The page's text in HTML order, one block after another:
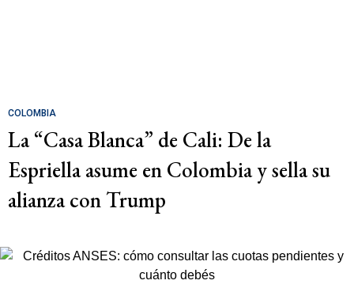
COLOMBIA
La “Casa Blanca” de Cali: De la
Espriella asume en Colombia y sella su
alianza con Trump